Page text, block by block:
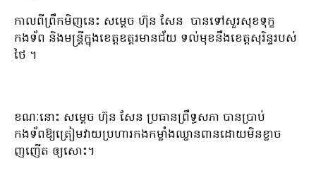
កាលពីព្រឹកមិញនេះ សម្តេច ហ៊ុន សែន បាន​ទៅ​សួរ​សុខទុក្ខ​
កងទ័ព និង​មន្ត្រី​ក្នុង​ខេត្ត​ឧត្តរមានជ័យ ទល់​មុខ​នឹង​ខេត្ត​សុរិន្ទ​របស់​
ថៃ ។
ខណៈនោះ សម្តេច ហ៊ុន សែន ប្រធានព្រឹទ្ធសភា បានប្រាប់
កងទ័ពឱ្យត្រៀមវាយប្រហារកងកម្លាំងឈ្លានពានដោយមិនខ្លាច
ញញើត ឲ្យសោះ។